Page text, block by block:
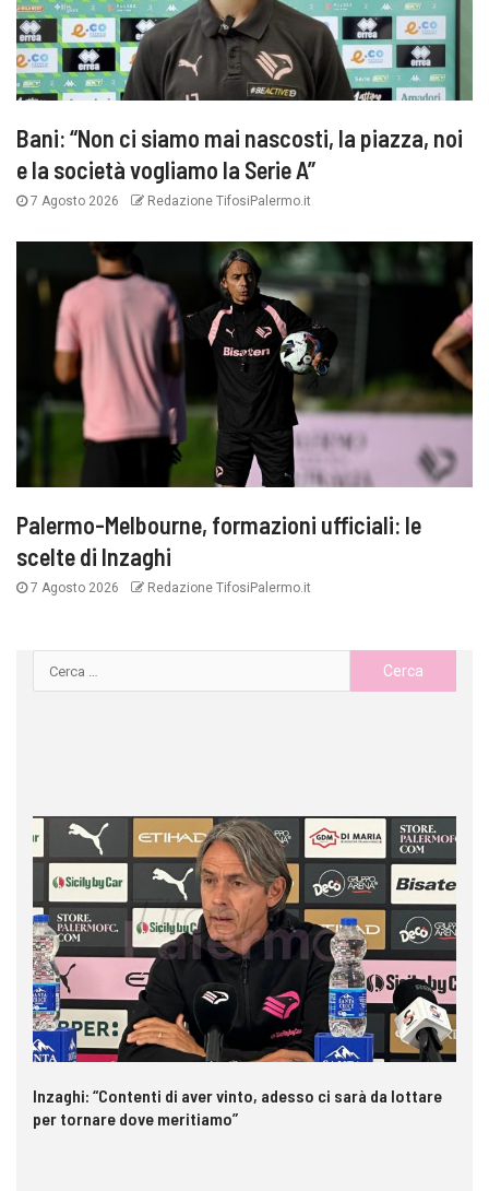
Bani: “Non ci siamo mai nascosti, la piazza, noi
e la società vogliamo la Serie A”
7 Agosto 2026 Redazione TifosiPalermo.it
Palermo-Melbourne, formazioni ufficiali: le
scelte di Inzaghi
7 Agosto 2026 Redazione TifosiPalermo.it
Inzaghi: “Contenti di aver vinto, adesso ci sarà da lottare
per tornare dove meritiamo”